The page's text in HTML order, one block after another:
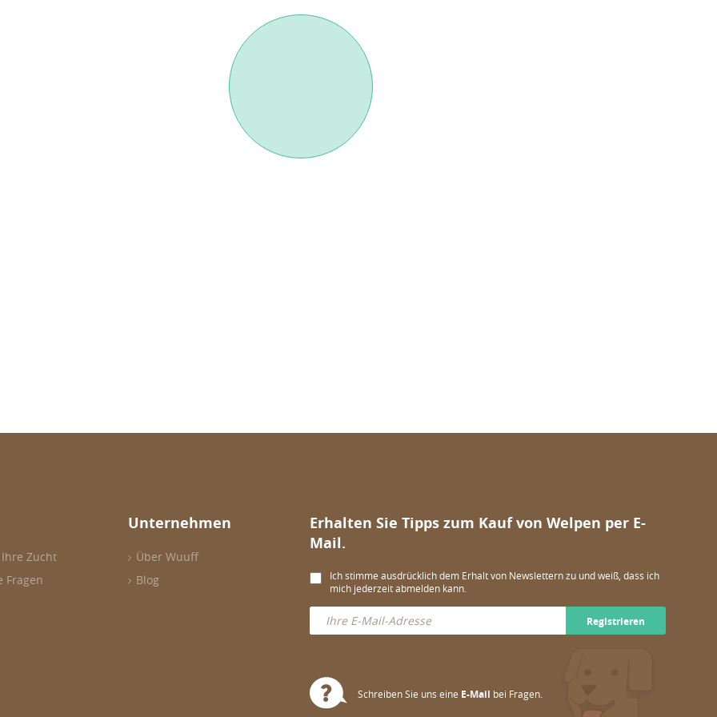
Zucht
Fragen
Unternehmen
Über Wuuff
Blog
Erhalten Sie Tipps zum Kauf von Welpen per E-
Mail.
Ich stimme ausdrücklich dem Erhalt von Newslettern zu und weiß, dass ich
mich jederzeit abmelden kann.
Registrieren
Schreiben Sie uns eine E-Mail bei Fragen.